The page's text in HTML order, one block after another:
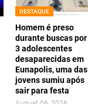
DESTAQUE
Homem é preso
durante buscas por
3 adolescentes
desaparecidas em
Eunapolis, uma das
jovens sumiu após
sair para festa